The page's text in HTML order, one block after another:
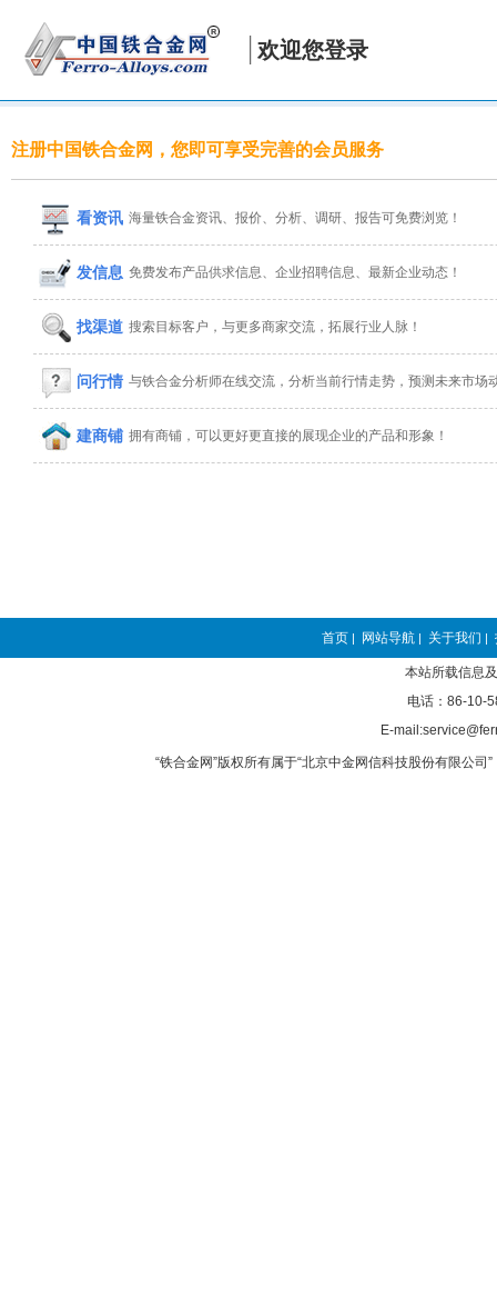
欢迎您登录
注册中国铁合金网，您即可享受完善的会员服务
看资讯 海量铁合金资讯、报价、分析、调研、报告可免费浏览！
发信息 免费发布产品供求信息、企业招聘信息、最新企业动态！
找渠道 搜索目标客户，与更多商家交流，拓展行业人脉！
问行情 与铁合金分析师在线交流，分析当前行情走势，预测未来市场
建商铺 拥有商铺，可以更好更直接的展现企业的产品和形象！
首页 | 网站导航 | 关于我们 |
本站所载信息
电话：86-10-
E-
“铁合金网”版权所有属于“北京中金网信科技股份有限公司